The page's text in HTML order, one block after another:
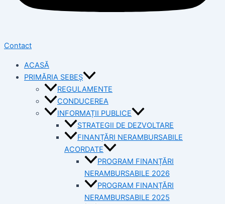
Contact
ACASĂ
PRIMĂRIA SEBEȘ
REGULAMENTE
CONDUCEREA
INFORMAȚII PUBLICE
STRATEGII DE DEZVOLTARE
FINANȚĂRI NERAMBURSABILE
ACORDATE
PROGRAM FINANȚĂRI
NERAMBURSABILE 2026
PROGRAM FINANȚĂRI
NERAMBURSABILE 2025